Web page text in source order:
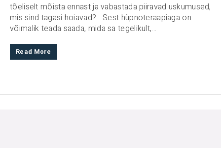
tõeliselt mõista ennast ja vabastada piiravad uskumused,
mis sind tagasi hoiavad? Sest hüpnoteraapiaga on
võimalik teada saada, mida sa tegelikult,...
Read More